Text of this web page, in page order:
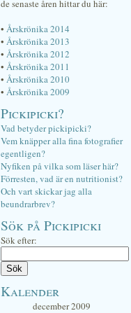
de senaste åren hittar du här:
• Årskrönika 2014
• Årskrönika 2013
• Årskrönika 2012
• Årskrönika 2011
• Årskrönika 2010
• Årskrönika 2009
Pickipicki?
Vad betyder pickipicki?
Vem knäpper alla fina fotografier
egentligen?
Nyfiken på vilka som läser här?
Förresten, vad är en nutritionist?
Och vart skickar jag alla
beundrarbrev?
Sök på Pickipicki
Sök efter:
Kalender
december 2009